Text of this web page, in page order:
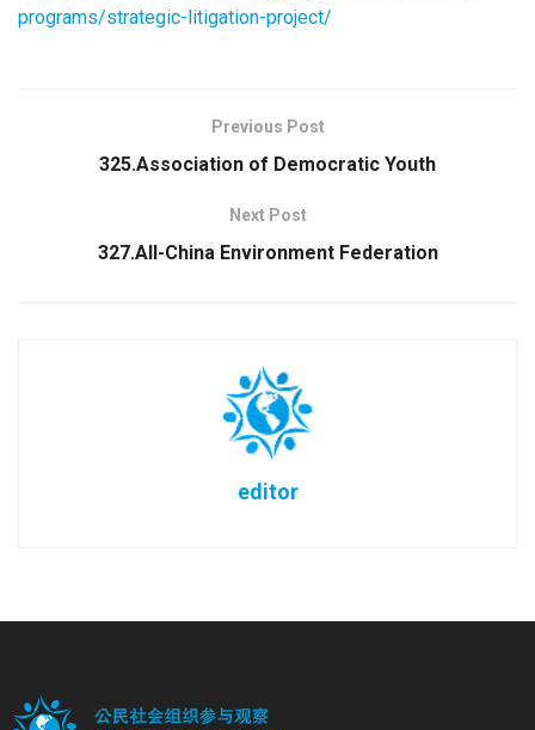
programs/strategic-litigation-project/
Previous Post
325.Association of Democratic Youth
Next Post
327.All-China Environment Federation
editor